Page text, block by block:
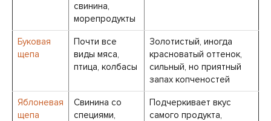
свинина,
морепродукты
Буковая
щепа
Почти все
виды мяса,
птица, колбасы
Золотистый, иногда
красноватый оттенок,
сильный, но приятный
запах копченостей
Яблоневая
щепа
Свинина со
специями,
Подчеркивает вкус
самого продукта,